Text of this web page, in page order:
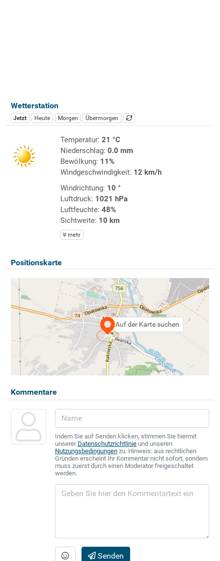
Wetterstation
Jetzt Heute Morgen Übermorgen
Temperatur: 21 °C
Niederschlag: 0.0 mm
Bewölkung: 11%
Windgeschwindigkeit: 12 km/h
Windrichtung: 10 °
Luftdruck: 1021 hPa
Luftfeuchte: 48%
Sichtweite: 10 km
mehr
Positionskarte
Auf der Karte suchen
Kommentare
Indem Sie auf Senden klicken, stimmen Sie hiermit
unserer Datenschutzrichtlinieund unseren
Nutzungsbedingungenzu. Hinweis: aus rechtlichen
Gründen erscheint Ihr Kommentar nicht sofort, sondern
muss zuerst durch einen Moderator freigeschaltet
werden.
Senden